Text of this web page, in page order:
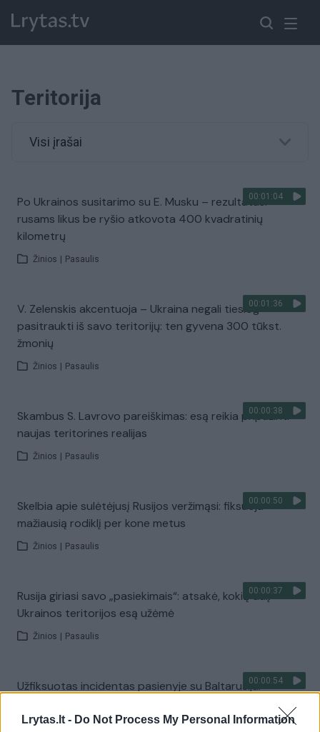
Lrytas.lt - Do Not Process My Personal Information
Teritorija
Visi įrašai
00:01:04
Po Ukrainos susitarimo su E. Musku – rezultatas:
rusams likus be ryšio atkovota 400 kvadratinių
kilometrų
Žinios Pasaulis
00:01:36
V. Zelenskis akcentuoja – Ukraina negali tiesiog
pasitraukti iš savo teritorijų: ten gyvena 300 tūkst.
žmonių
Žinios Pasaulis
00:00:38
Skambus S. Lavrovo pareiškimas: esą reikia pripažinti
naujas teritorines realijas
Žinios Pasaulis
00:00:50
Skelbia apie sulėtėjusį Rusijos veržimąsi: fiksuoja
mažiausią rodiklį per kone metus
Žinios Pasaulis
00:00:37
Rusija giriasi savo „pasiekimais“: atsakė, kokią dalį
Ukrainos teritorijos esą užėmė
Žinios Pasaulis
00:00:54
Užfiksuotas incidentas pasienyje su Baltarusija:
Žinios | Lietuvos diena